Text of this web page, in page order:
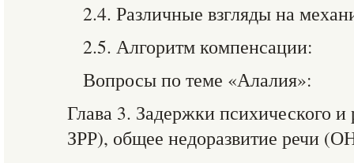
2.4. Различные взгляды на
2.5. Алгоритм компенсации:
Вопросы по теме «Алалия»:
Глава 3. Задержки психического и
ЗРР), общее недоразвитие речи